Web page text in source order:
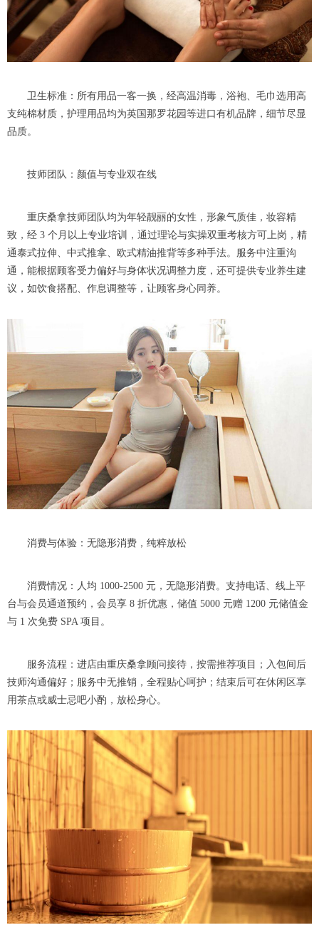
卫生标准：所有用品一客一换，经高温消毒，浴袍、毛巾选用高
支纯棉材质，护理用品均为英国那罗花园等进口有机品牌，细节尽显
品质。
技师团队：颜值与专业双在线
重庆桑拿技师团队均为年轻靓丽的女性，形象气质佳，妆容精
致，经 3 个月以上专业培训，通过理论与实操双重考核方可上岗，精
通泰式拉伸、中式推拿、欧式精油推背等多种手法。服务中注重沟
通，能根据顾客受力偏好与身体状况调整力度，还可提供专业养生建
议，如饮食搭配、作息调整等，让顾客身心同养。
消费与体验：无隐形消费，纯粹放松
消费情况：人均 1000-2500 元，无隐形消费。支持电话、线上平
台与会员通道预约，会员享 8 折优惠，储值 5000 元赠 1200 元储值金
与 1 次免费 SPA 项目。
服务流程：进店由重庆桑拿顾问接待，按需推荐项目；入包间后
技师沟通偏好；服务中无推销，全程贴心呵护；结束后可在休闲区享
用茶点或威士忌吧小酌，放松身心。